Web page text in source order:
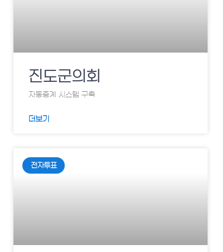
진도군의회
자동중계 시스템 구축
더보기
전자투표